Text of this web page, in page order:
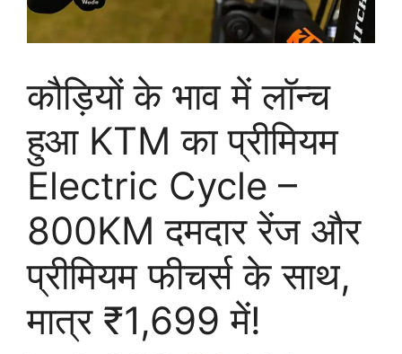
कौड़ियों के भाव में लॉन्च
हुआ KTM का प्रीमियम
Electric Cycle –
800KM दमदार रेंज और
प्रीमियम फीचर्स के साथ,
मात्र ₹1,699 में!